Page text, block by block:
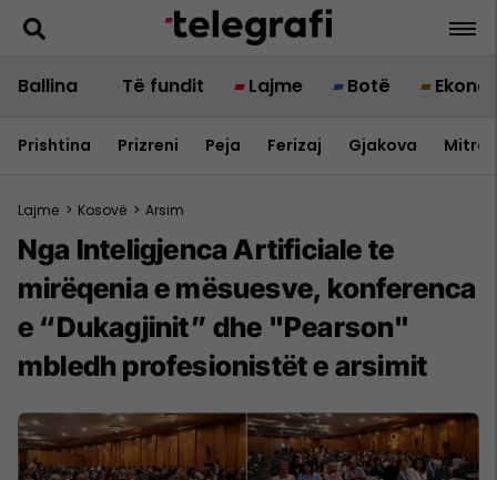
Ballina Të fundit Lajme Botë
Prishtina Prizreni Peja Ferizaj Gjakova
Lajme > Kosovë > Arsim
Nga Inteligjenca Artificiale te
mirëqenia e mësuesve, konferenca
e “Dukagjinit” dhe "Pearson"
mbledh profesionistët e arsimit